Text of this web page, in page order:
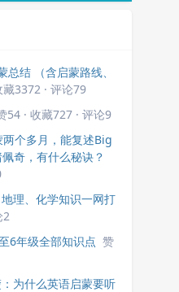
结 （含启蒙路线、
藏3372 · 评论79
54 · 收藏727 · 评论9
个多月，能复述Big
奇，有什么秘诀？
理、化学知识一网打
2
6年级全部知识点 赞
为什么英语启蒙要听